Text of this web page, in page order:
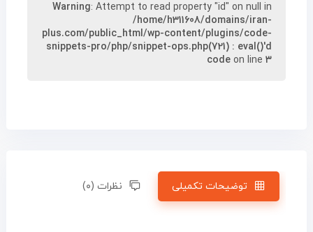
Warning: Attempt to read property "id" on null in
/home/h311608/domains/iran-
plus.com/public_html/wp-content/plugins/code-
snippets-pro/php/snippet-ops.php(721) : eval()'d
code on line۳
توضیحات تکمیلی نظرات (۰)